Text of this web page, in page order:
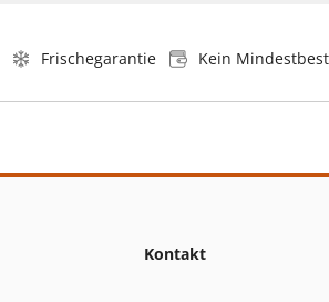
Frischegarantie Kein
Kontakt